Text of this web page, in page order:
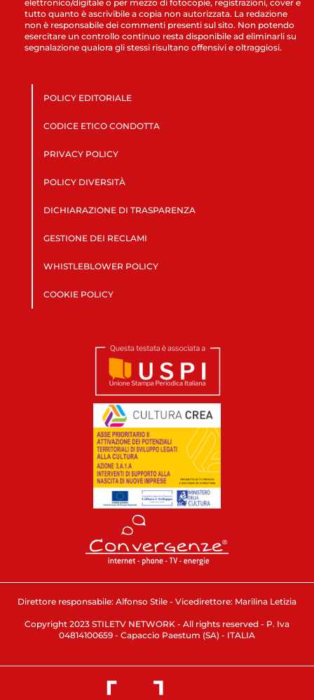
elettronico/digitale o per mezzo di fotocopie, registrazioni, cover e
tutto quanto è ascrivibile a copia non autorizzata. La redazione
non è responsabile dei commenti presenti sul sito. Non potendo
esercitare un controllo continuo resta disponibile ad eliminarli su
segnalazione qualora gli stessi risultano offensivi e oltraggiosi.
POLICY EDITORIALE
CODICE ETICO CONDOTTA
PRIVACY POLICY
POLICY DIVERSITÀ
DICHIARAZIONE DI TRASPARENZA
GESTIONE DEI RECLAMI
WHISTLEBLOWER POLICY
COOKIE POLICY
Direttore responsabile: Alfonso Stile - Vicedirettore: Marilina Letizia
Copyright 2023 STILETV NETWORK - All rights reserved - P. Iva
04814100659 - Capaccio Paestum (SA) - ITALIA